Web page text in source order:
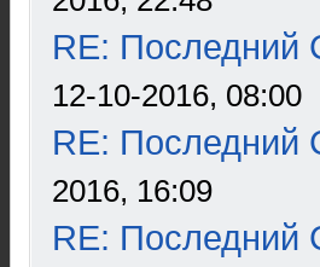
RE: Последний
12-10-2016, 08:00
RE: Последний
2016, 16:09
RE: Последний